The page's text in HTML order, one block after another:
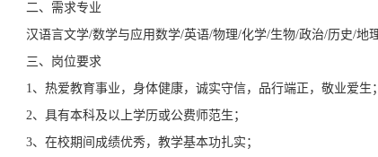
二、需求专业
汉语言文学/数学与应用数学/英语/物理/化学/生物/政治/历史/地
三、岗位要求
1、热爱教育事业，身体健康，诚实守信，品行端正，敬业爱生；
2、具有本科及以上学历或公费师范生；
3、在校期间成绩优秀，教学基本功扎实；